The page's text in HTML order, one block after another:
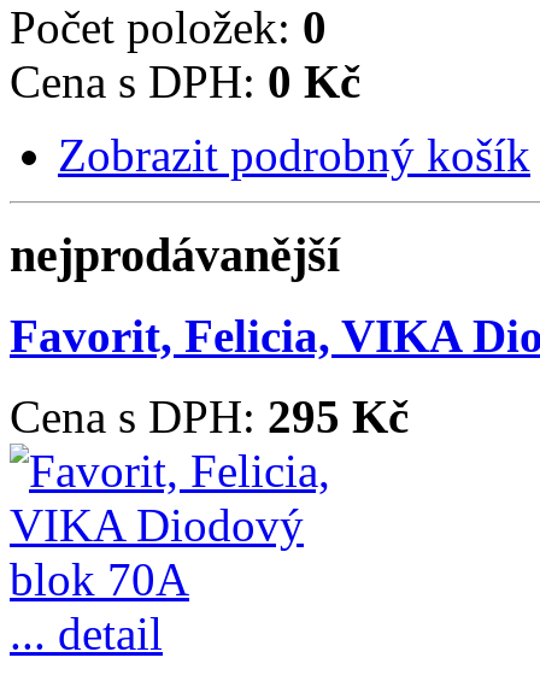
Počet položek: 0
Cena s DPH: 0 Kč
Zobrazit podrobný košík
nejprodávanější
Favorit, Felicia, VIKA
Cena s DPH: 295 Kč
... detail